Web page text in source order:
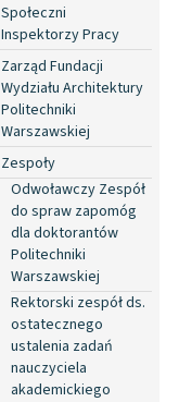
Społeczni
Inspektorzy Pracy
Zarząd Fundacji
Wydziału Architektury
Politechniki
Warszawskiej
Zespoły
Odwoławczy Zespół
do spraw zapomóg
dla doktorantów
Politechniki
Warszawskiej
Rektorski zespół ds.
ostatecznego
ustalenia zadań
nauczyciela
akademickiego